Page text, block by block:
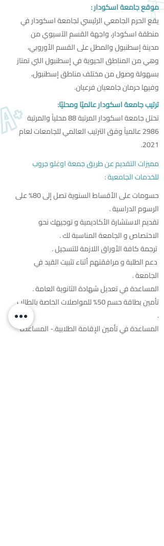
موقع جامعة اسكودار :
يقع الحرم الجامعي الرئيسي لجامعة اسكودار في
منطقة اسكودار، واجهة القسم الآسيوي من
مدينة إسطنبول والمطل على القسم الأوروبي،
وهي من المناطق الحيوية في إسطنبول التي تمتاز
بسهولة وصول من مختلف مناطق إسطنبول،
وفيها حرمان جامعيان فرعيان.
ترتيب جامعة اسكودار عالميًا ومحليًا:
تحتل جامعة اسكودار المرتبة 88 محلياً والمرتبة
2986 عالمياً وفق الترتيب العالمي للجامعات لعام
2021.
مميزات التقديم عن طريق جمعة اوغلو جروب
للخدمات الجامعية :
حسومات على الأقساط السنوية تصل إلى 80% على
الرسوم الدراسية .
تقديم الاستشارة الأكاديمية و توجيهك نحو
الاختصاص و الجامعة المناسبة لك .
ترجمة كافة الأوراق اللازمة للتسجيل .
دعم الطلبة و مرافقتهم أثناء تثبيت القيد في
الجامعة .
المساعدة في تعديل شهادة الثانوية العامة .
تأمين بطاقة حسم 50% للمواصلات الخاصة بالطالب
.
المساعدة في تأمين الإقامة الطلابية.- المساعدة